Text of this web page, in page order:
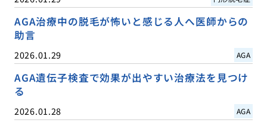
AGA治療中の脱毛が怖いと感じる人へ医師からの
助言
2026.01.29 AGA
AGA遺伝子検査で効果が出やすい治療法を見つけ
る
2026.01.28 AGA